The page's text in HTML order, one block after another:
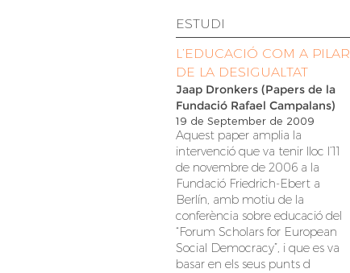
ESTUDI
L’EDUCACIÓ COM A PILAR
DE LA DESIGUALTAT
Jaap Dronkers (Papers de la
Fundació Rafael Campalans)
19 de September de 2009
Aquest paper amplia la
intervenció que va tenir lloc l’11
de novembre de 2006 a la
Fundació Friedrich-Ebert a
Berlín, amb motiu de la
conferència sobre educació del
“Forum Scholars for European
Social Democracy”, i que es va
basar en els seus punts d